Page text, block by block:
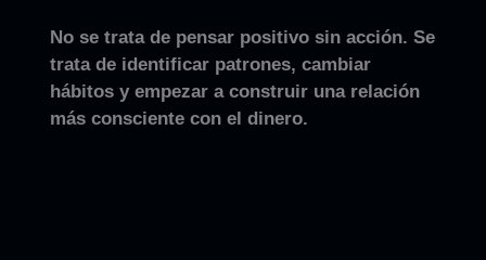
No se trata de pensar positivo sin acción. Se
trata de identificar patrones, cambiar
hábitos y empezar a construir una relación
más consciente con el dinero.